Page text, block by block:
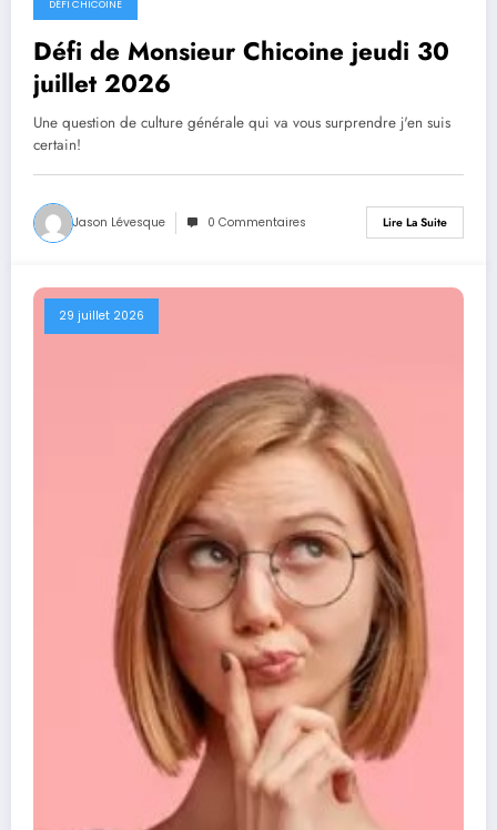
DÉFI CHICOINE
Défi de Monsieur Chicoine jeudi 30
juillet 2026
Une question de culture générale qui va vous surprendre j'en suis
certain!
Jason Lévesque 0 Commentaires Lire La Suite
29 juillet 2026